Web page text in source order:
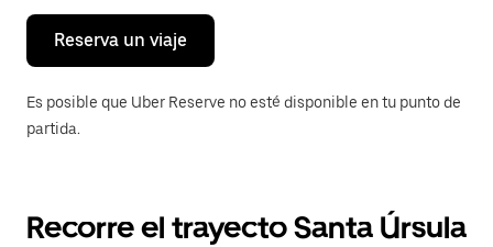
calendario.
Reserva un viaje
Es posible que Uber Reserve no esté disponible en tu punto de
partida.
Recorre el trayecto Santa Úrsula